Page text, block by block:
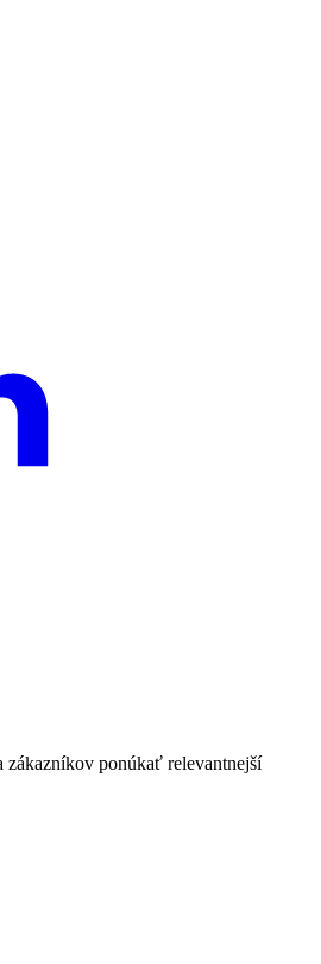
zákazníkov ponúkať relevantnejší